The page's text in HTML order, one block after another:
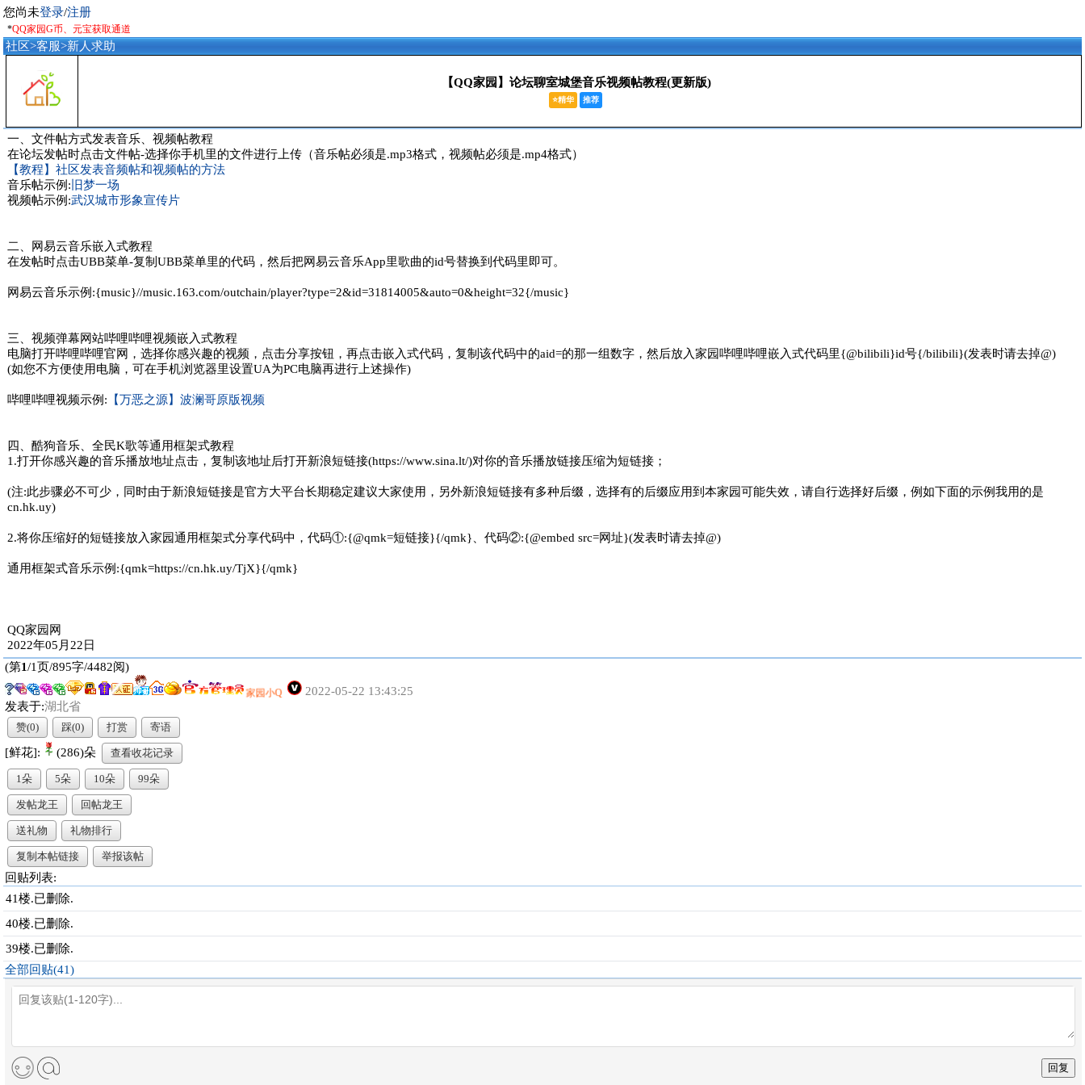
您尚未登录/注册
*QQ家园G币、元宝获取通道
社区>客服>新人求助
【QQ家园】论坛聊室城堡音乐视频帖教程(更新版)
⭐精华 推荐
一、文件帖方式发表音乐、视频帖教程
在论坛发帖时点击文件帖-选择你手机里的文件进行上传（音乐帖必须是.mp3格式，视频帖必须是.mp4格式）
【教程】社区发表音频帖和视频帖的方法
音乐帖示例: 旧梦一场
视频帖示例:武汉城市形象宣传片
二、网易云音乐嵌入式教程
在发帖时点击UBB菜单-复制UBB菜单里的代码，然后把网易云音乐App里歌曲的id号替换到代码里即可。
网易云音乐示例:{music}//music.163.com/outchain/player?type=2&id=31814005&auto=0&height=32{/music}
三、视频弹幕网站哔哩哔哩视频嵌入式教程
电脑打开哔哩哔哩官网，选择你感兴趣的视频，点击分享按钮，再点击嵌入式代码，复制该代码中的aid=的那一组数字，然后放入家园哔哩哔哩嵌入式代码里{@bilibili}id号{/bilibili}(发表时请去掉@)
(如您不方便使用电脑，可在手机浏览器里设置UA为PC电脑再进行上述操作)
哔哩哔哩视频示例: 【万恶之源】波澜哥原版视频
四、酷狗音乐、全民K歌等通用框架式教程
1.打开你感兴趣的音乐播放地址点击，复制该地址后打开新浪短链接(https://www.sina.lt/)对你的音乐播放链接压缩为短链接；
(注:此步骤必不可少，同时由于新浪短链接是官方大平台长期稳定建议大家使用，另外新浪短链接有多种后缀，选择有的后缀应用到本家园可能失效，请自行选择好后缀，例如下面的示例我用的是
cn.hk.uy)
2.将你压缩好的短链接放入家园通用框架式分享代码中，代码①:{@qmk=短链接}{/qmk}、代码②:{@embed src=网址}(发表时请去掉@)
通用框架式音乐示例:{qmk=https://cn.hk.uy/TjX}{/qmk}
QQ家园网
2022年05月22日
(第1/1页/895字/4482阅)
家园小Q
2022-05-22 13:43:25
发表于:湖北省
赞(0) 踩(0) 打赏 寄语
[鲜花]: (286)朵 查看收花记录
1朵 5朵 10朵 99朵
发帖龙王 回帖龙王
送礼物 礼物排行
复制本帖链接 举报该帖
回贴列表:
41楼.已删除.
40楼.已删除.
39楼.已删除.
全部回贴(41)